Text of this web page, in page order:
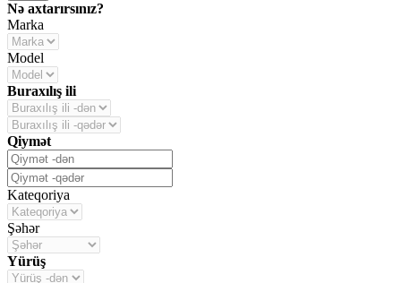
Nə axtarırsınız?
Marka
Model
Buraxılış ili
Qiymət
Kateqoriya
Şəhər
Yürüş